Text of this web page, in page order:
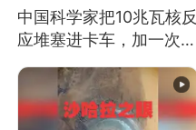
中国科学家把10兆瓦核反
应堆塞进卡车，加一次燃
料能跑几十年